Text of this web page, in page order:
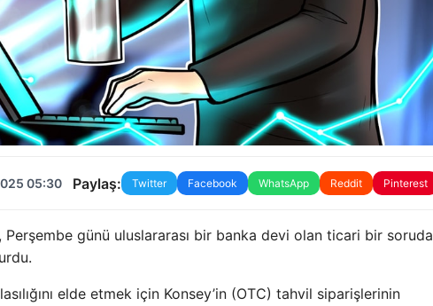
05:30 Paylaş: Twitter Facebook WhatsApp Reddit Pinterest
Perşembe günü uluslararası bir banka devi olan ticari bir soruda
elde etmek için Konsey’in (OTC) tahvil siparişlerinin